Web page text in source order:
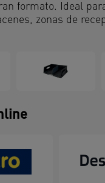
formato. Ideal
zonas de